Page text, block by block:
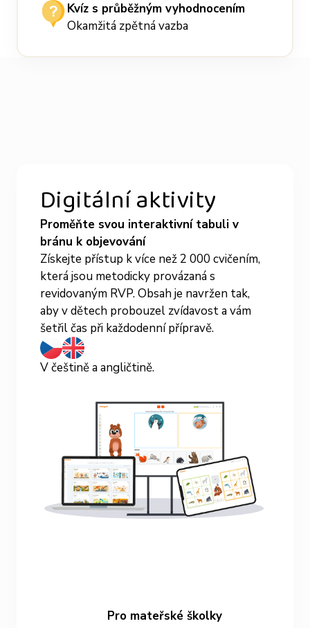
Kvíz s průběžným vyhodnocením
Okamžitá zpětná vazba
Digitální aktivity
Proměňte svou interaktivní tabuli v
bránu k objevování
Získejte přístup k více než 2 000 cvičením,
která jsou metodicky provázaná s
revidovaným RVP. Obsah je navržen tak,
aby v dětech probouzel zvídavost a vám
šetřil čas při každodenní přípravě.
V češtině a angličtině.
Pro mateřské školky